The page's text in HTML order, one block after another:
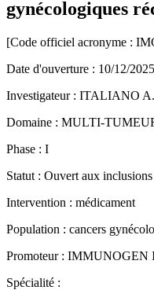
gynécologiques
[Code officiel acronyme :
Date d'ouverture : 10/12/2025
Investigateur : ITALIANO A.
Domaine : MULTI-
Phase : I
Statut : Ouvert aux inclusions
Intervention : médicament
Population : cancers
Promoteur : IMMUNOGEN
Spécialité :